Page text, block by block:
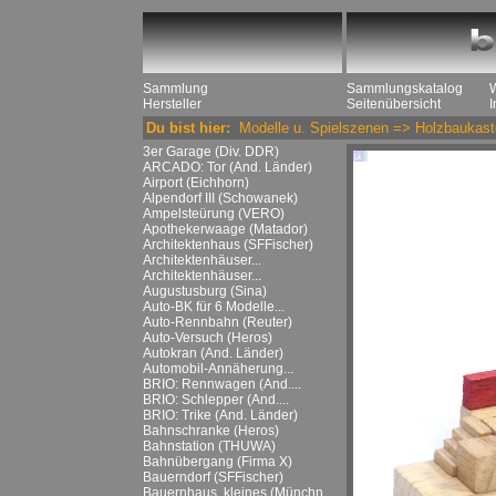
Sammlung
Hersteller
Sammlungskatalog
Seitenübersicht
Du bist hier: Modelle u. Spielszenen =>
3er Garage (Div. DDR)
ARCADO: Tor (And. Länder)
Airport (Eichhorn)
Alpendorf III (Schowanek)
Ampelsteürung (VERO)
Apothekerwaage (Matador)
Architektenhaus (SFFischer)
Architektenhäuser...
Architektenhäuser...
Augustusburg (Sina)
Auto-BK für 6 Modelle...
Auto-Rennbahn (Reuter)
Auto-Versuch (Heros)
Autokran (And. Länder)
Automobil-Annäherung...
BRIO: Rennwagen (And....
BRIO: Schlepper (And....
BRIO: Trike (And. Länder)
Bahnschranke (Heros)
Bahnstation (THUWA)
Bahnübergang (Firma X)
Bauerndorf (SFFischer)
Bauernhaus, kleines (Münchn....